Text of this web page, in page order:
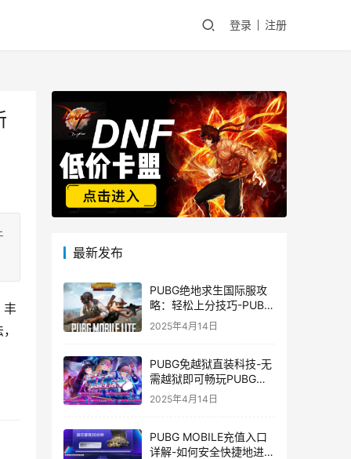
登录 注册
丰
最新发布
PUBG绝地求生国际服攻
略：轻松上分技巧-PUBG
绝地求生国际服新手入门
2025年4月14日
PUBG免越狱直装科技-无
需越狱即可畅玩PUBG的
安装技巧
2025年4月14日
PUBG MOBILE充值入口
详解-如何安全快捷地进行